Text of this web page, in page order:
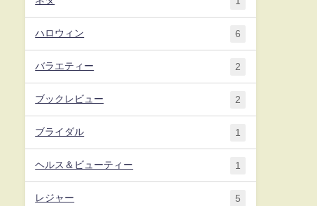
ハロウィン 6
バラエティー 2
ブックレビュー 2
ブライダル 1
ヘルス＆ビューティー 1
レジャー 5